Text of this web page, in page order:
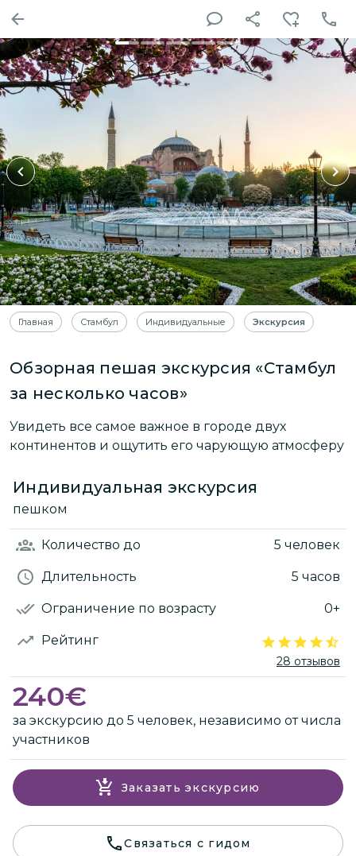
Главная Стамбул Индивидуальные Экскурсия
Обзорная пешая экскурсия «Стамбул
за несколько часов»
Увидеть все самое важное в городе двух
континентов и ощутить его чарующую атмосферу
Индивидуальная экскурсия
пешком
Количество до 5 человек
Длительность 5 часов
Ограничение по возрасту 0+
Рейтинг
28 отзывов
240€
за экскурсию до 5 человек, независимо от числа
участников
Заказать экскурсию
Связаться с гидом